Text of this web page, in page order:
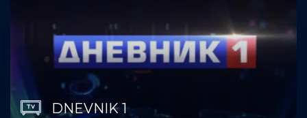
DNEVNIK 1